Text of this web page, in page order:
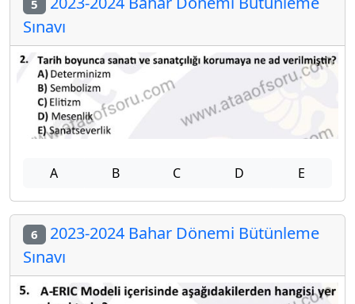
5
Sınavı
A B C D E
6 2023-2024 Bahar Dönemi Bütünleme
Sınavı